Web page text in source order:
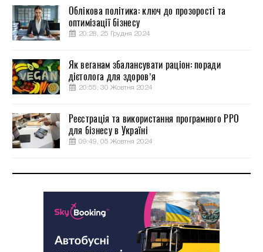
Облікова політика: ключ до прозорості та
оптимізації бізнесу
20:28, 25 Грудня 2024
Як веганам збалансувати раціон: поради
дієтолога для здоров’я
20:55, 30 Жовтня 2024
Реєстрація та використання програмного РРО
для бізнесу в Україні
09:49, 05 Жовтня 2024